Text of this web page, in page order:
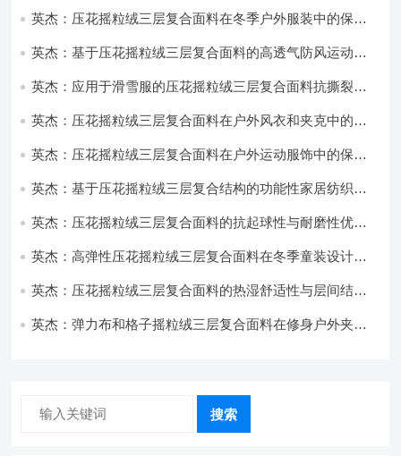
英杰：压花摇粒绒三层复合面料在冬季户外服装中的保暖
英杰：基于压花摇粒绒三层复合面料的高透气防风运动服
英杰：应用于滑雪服的压花摇粒绒三层复合面料抗撕裂与
英杰：压花摇粒绒三层复合面料在户外风衣和夹克中的应
英杰：压花摇粒绒三层复合面料在户外运动服饰中的保暖
英杰：基于压花摇粒绒三层复合结构的功能性家居纺织品
英杰：压花摇粒绒三层复合面料的抗起球性与耐磨性优化
英杰：高弹性压花摇粒绒三层复合面料在冬季童装设计中
英杰：压花摇粒绒三层复合面料的热湿舒适性与层间结合
英杰：弹力布和格子摇粒绒三层复合面料在修身户外夹克
搜索